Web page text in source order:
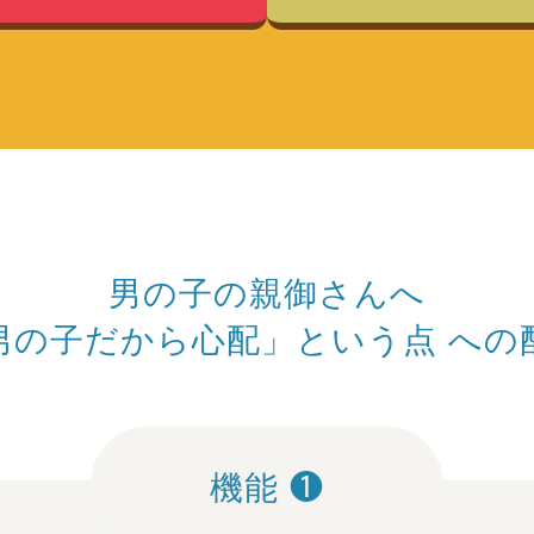
男の子の親御さんへ
の子だから心配」という点 への
機能 ❶